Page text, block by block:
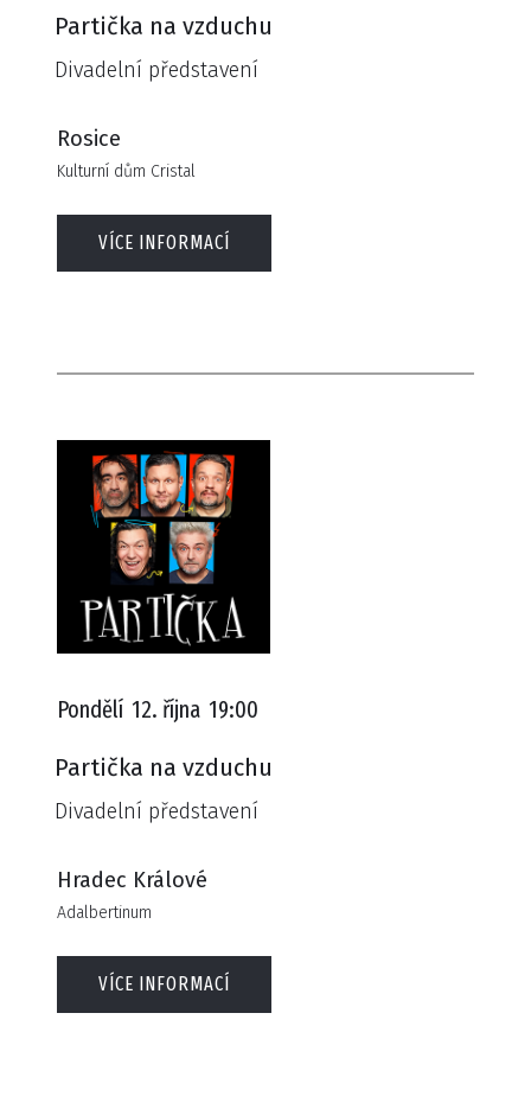
Partička na vzduchu
Divadelní představení
Rosice
Kulturní dům Cristal
VÍCE INFORMACÍ
Pondělí 12. října 19:00
Partička na vzduchu
Divadelní představení
Hradec Králové
Adalbertinum
VÍCE INFORMACÍ